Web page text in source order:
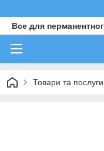
Все для
Товари та послуги